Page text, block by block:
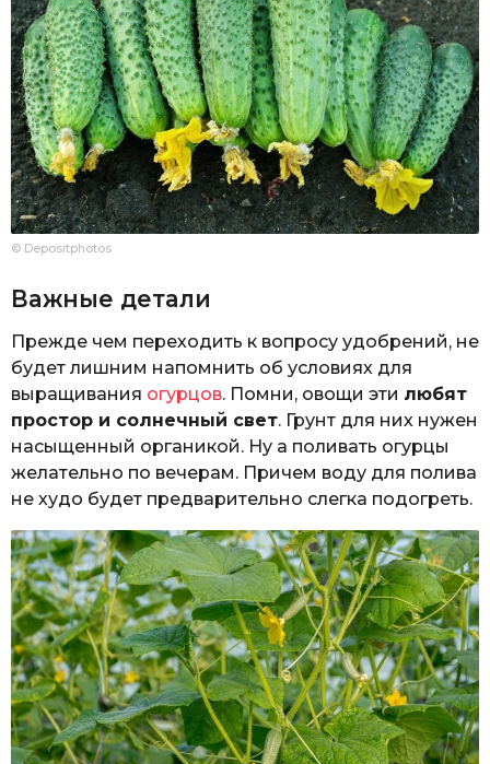
© Depositphotos
Важные детали
Прежде чем переходить к вопросу удобрений, не
будет лишним напомнить об условиях для
выращивания огурцов. Помни, овощи эти любят
простор и солнечный свет. Грунт для них нужен
насыщенный органикой. Ну а поливать огурцы
желательно по вечерам. Причем воду для полива
не худо будет предварительно слегка подогреть.